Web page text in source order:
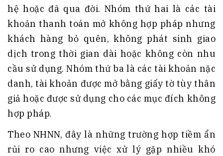
hệ hoặc đã qua đời. Nhóm thứ hai là các tài
khoản thanh toán mở không hợp pháp nhưng
khách hàng bỏ quên, không phát sinh giao
dịch trong thời gian dài hoặc không còn nhu
cầu sử dụng. Nhóm thứ ba là các tài khoản nặc
danh, tài khoản được mở bằng giấy tờ tùy thân
giả hoặc được sử dụng cho các mục đích không
hợp pháp.
Theo NHNN, đây là những trường hợp tiềm ẩn
rủi ro cao nhưng việc xử lý gặp nhiều khó